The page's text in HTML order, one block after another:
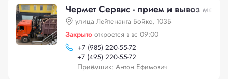
Чермет Сервис - прием и вывоз
улица Лейтенанта Бойко, 103Б
Закрыто откроется в вс 09:00
+7 (985) 220-55-72
+7 (495) 220-55-72
Приёмщик: Антон Ефимович